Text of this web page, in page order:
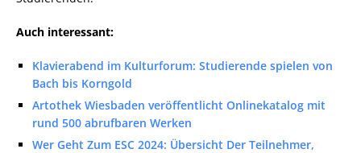
Auch interessant:
Klavierabend im Kulturforum: Studierende spielen von
Bach bis Korngold
Artothek Wiesbaden veröffentlicht Onlinekatalog mit
rund 500 abrufbaren Werken
Wer Geht Zum ESC 2024: Übersicht Der Teilnehmer,